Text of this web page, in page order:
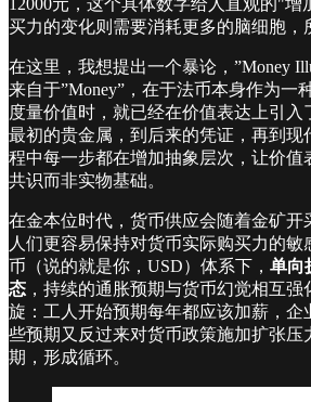
12000元，这个具体数字给人直观的"增
买力的变化则需要消耗更多的脑细胞，
在这里，我想提出一个暴论，”Money
来自于”Money”，在于法币本身作为一
度量价值时，就已经在价值表达上引入
最初的贵金属，到后来的凭证，再到现
程中每一步都在增加抽象层次，让价值
共识而非实物基础。
在金本位时代，货币供应会随着金矿开
人们更容易保持对货币实际购买力的
币（说的就是你，USD）体系下， 单向
态 ，持续的通胀预期与货币幻觉相互
旋：工人开始预期每年都应该加薪，企
些预期又反过来对货币政策施加扩张压
期，形成循环。